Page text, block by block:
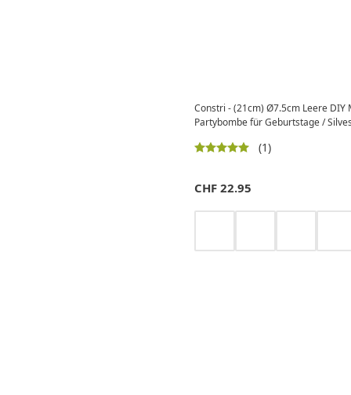
Constri - (21cm) Ø7.5cm Leere
Partybombe für Geburtstage /
(1)
CHF 22.95